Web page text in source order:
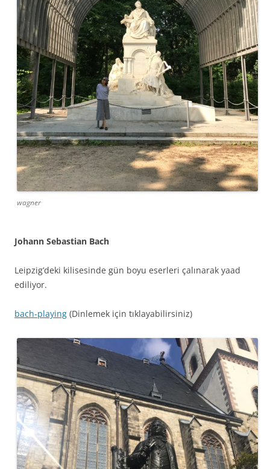
wagner
Johann Sebastian Bach
Leipzig’deki kilisesinde gün boyu eserleri çalınarak yaad
ediliyor.
bach-playing (Dinlemek için tıklayabilirsiniz)